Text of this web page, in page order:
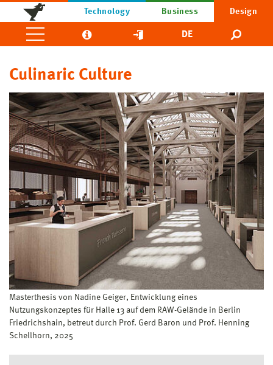
Technology Business Design
DE
Culinaric Culture
Masterthesis von Nadine Geiger, Entwicklung eines
Nutzungskonzeptes für Halle 13 auf dem RAW-Gelände in Berlin
Friedrichshain, betreut durch Prof. Gerd Baron und Prof. Henning
Schellhorn, 2025